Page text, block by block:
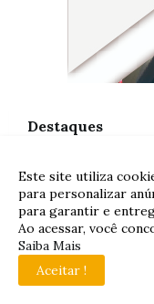
Destaques
# FOLHA DO
Quase 65
podem
conta de
Este site utiliza
para personalizar
para garantir e
Ao acessar, você
Saiba Mais
Aceitar !